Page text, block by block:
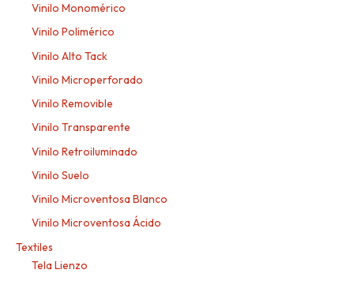
Vinilo Monomérico
Vinilo Polimérico
Vinilo Alto Tack
Vinilo Microperforado
Vinilo Removible
Vinilo Transparente
Vinilo Retroiluminado
Vinilo Suelo
Vinilo Microventosa Blanco
Vinilo Microventosa Ácido
Textiles
Tela Lienzo